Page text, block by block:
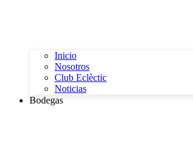
Inicio
Nosotros
Club Eclèctic
Noticias
Bodegas